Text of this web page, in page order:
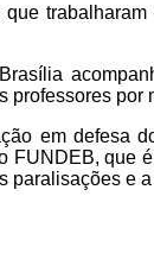
professores por
em
FUNDEB,